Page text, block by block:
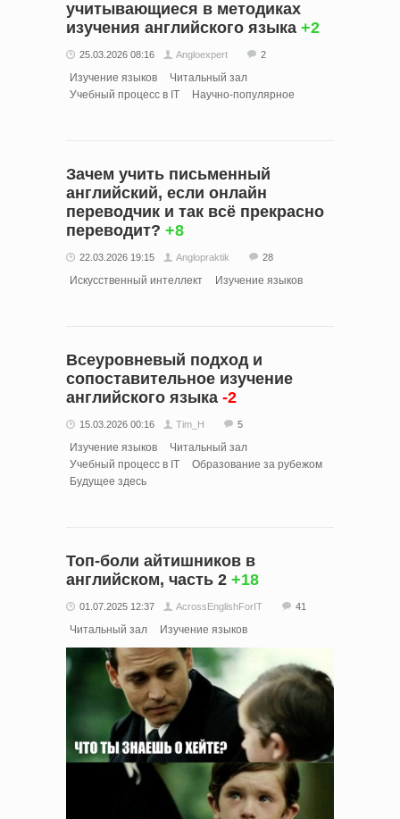
учитывающиеся в методиках
изучения английского языка +2
25.03.2026 08:16 Angloexpert 2
Изучение языков
Читальный зал
Учебный процесс в IT
Научно-популярное
Зачем учить письменный
английский, если онлайн
переводчик и так всё прекрасно
переводит? +8
22.03.2026 19:15 Anglopraktik 28
Искусственный интеллект Изучение языков
Вcеуровневый подход и
сопоставительное изучение
английского языка -2
15.03.2026 00:16 Tim_H 5
Изучение языков
Читальный зал
Учебный процесс в IT
Образование за рубежом
Будущее здесь
Топ-боли айтишников в
английском, часть 2 +18
01.07.2025 12:37 AcrossEnglishForIT 41
Читальный зал Изучение языков